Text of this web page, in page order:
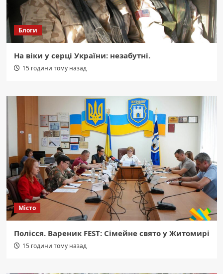
Блоги
На віки у серці України: незабутні.
15 години тому назад
Місто
Полісся. Вареник FEST: Сімейне свято у Житомирі
15 години тому назад